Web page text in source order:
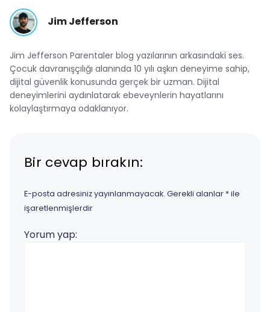
Jim Jefferson
Jim Jefferson Parentaler blog yazılarının arkasındaki ses.
Çocuk davranışçılığı alanında 10 yılı aşkın deneyime sahip,
dijital güvenlik konusunda gerçek bir uzman. Dijital
deneyimlerini aydınlatarak ebeveynlerin hayatlarını
kolaylaştırmaya odaklanıyor.
Bir cevap bırakın:
E-posta adresiniz yayınlanmayacak. Gerekli alanlar *ile
işaretlenmişlerdir
Yorum yap: